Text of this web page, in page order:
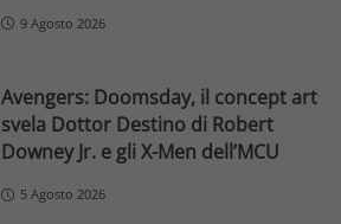
9 Agosto 2026
Avengers: Doomsday, il concept art
svela Dottor Destino di Robert
Downey Jr. e gli X-Men dell’MCU
5 Agosto 2026